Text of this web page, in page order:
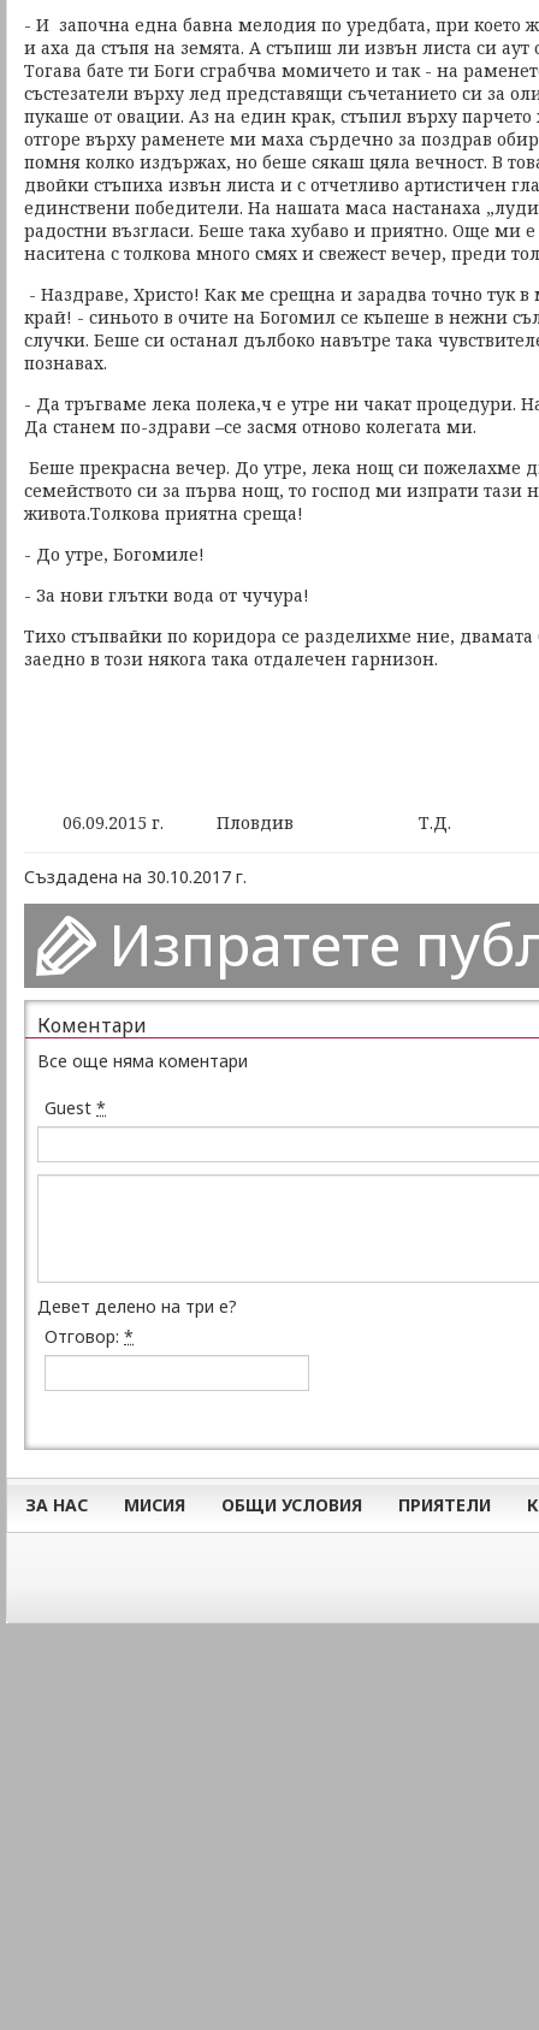
- И започна една бавна мелодия по уредбата, при което
и аха да стъпя на земята. А стъпиш ли извън листа си аут
Тогава бате ти Боги сграбчва момичето и так - на
състезатели върху лед представящи съчетанието си за
пукаше от овации. Аз на един крак, стъпил върху
отгоре върху раменете ми маха сърдечно за поздрав
помня колко издържах, но беше сякаш цяла вечност. В
двойки стъпиха извън листа и с отчетливо артистичен
единствени победители. На нашата маса настанаха
радостни възгласи. Беше така хубаво и приятно. Още ми
наситена с толкова много смях и свежест вечер, преди
- Наздраве, Христо! Как ме срещна и зарадва точно тук
край! - синьото в очите на Богомил се къпеше в нежни
случки. Беше си останал дълбоко навътре така
познавах.
- Да тръгваме лека полека,ч е утре ни чакат процедури.
Да станем по-здрави –се засмя отново колегата ми.
Беше прекрасна вечер. До утре, лека нощ си пожелахме
семейството си за първа нощ, то господ ми изпрати тази
живота.Толкова приятна среща!
- До утре, Богомиле!
- За нови глътки вода от чучура!
Тихо стъпвайки по коридора се разделихме ние,
заедно в този някога така отдалечен гарнизон.
06.09.2015 г. Пловдив Т.Д.
Създадена на 30.10.2017 г.
Изпратете
Коментари
Все още няма коментари
Guest *
Девет делено на три е?
Отговор: *
ЗА НАС МИСИЯ ОБЩИ УСЛОВИЯ ПРИЯТЕЛИ